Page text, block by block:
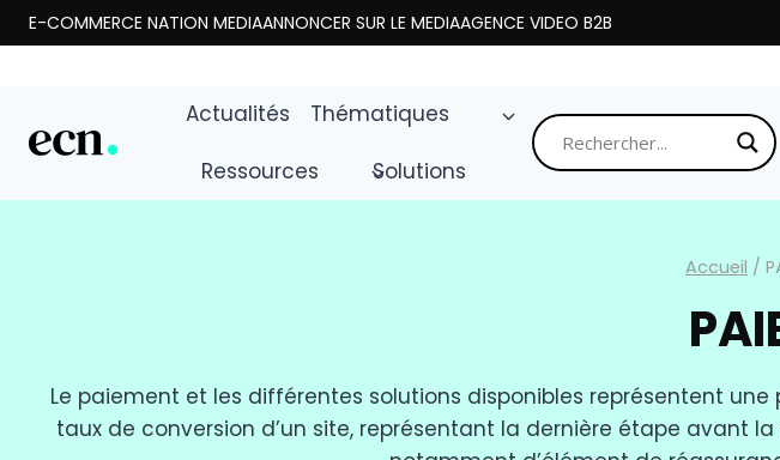
Aller
au
E-COMMERCE NATION MEDIAANNONCER SUR LE MEDIAAGENCE VIDEO B2B
Actualités
Thématiques
Ressources
Solutions
Accueil /
Le paiement et les différentes solutions disponibles représentent
taux de conversion d’un site, représentant la dernière étape avant